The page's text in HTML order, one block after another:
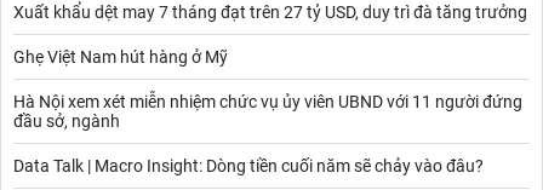
Xuất khẩu dệt may 7 tháng đạt trên 27 tỷ USD, duy trì đà tăng trưởng
Ghẹ Việt Nam hút hàng ở Mỹ
Hà Nội xem xét miễn nhiệm chức vụ ủy viên UBND với 11 người đứng
đầu sở, ngành
Data Talk | Macro Insight: Dòng tiền cuối năm sẽ chảy vào đâu?